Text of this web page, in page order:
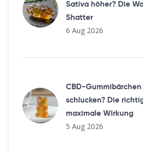
Sativa höher? Die
Shatter
6 Aug 2026
CBD-
schlucken? Die
maximale Wirkung
5 Aug 2026